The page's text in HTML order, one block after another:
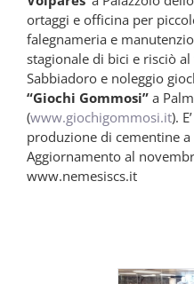
ortaggi e officina per
falegnameria e
stagionale di bici e risciò al
Sabbiadoro e noleggio
“Giochi Gommosi” a
(www.giochigommosi.it).
produzione di cementine a
Aggiornamento al
www.nemesiscs.it